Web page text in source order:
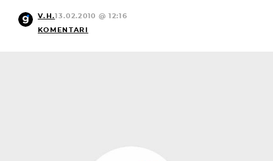
V.H.13.02.2010 @ 12:16
KOMENTARI